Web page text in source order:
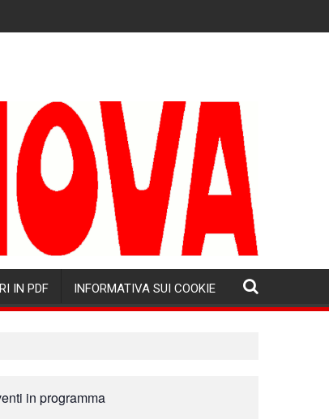
IN PDF INFORMATIVA SUI COOKIE
in programma